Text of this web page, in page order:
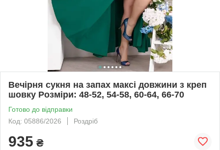
Вечірня сукня на запах максі довжини з креп
шовку Розміри: 48-52, 54-58, 60-64, 66-70
Готово до відправки
Код: 05886/2026
Роздріб
935 ₴